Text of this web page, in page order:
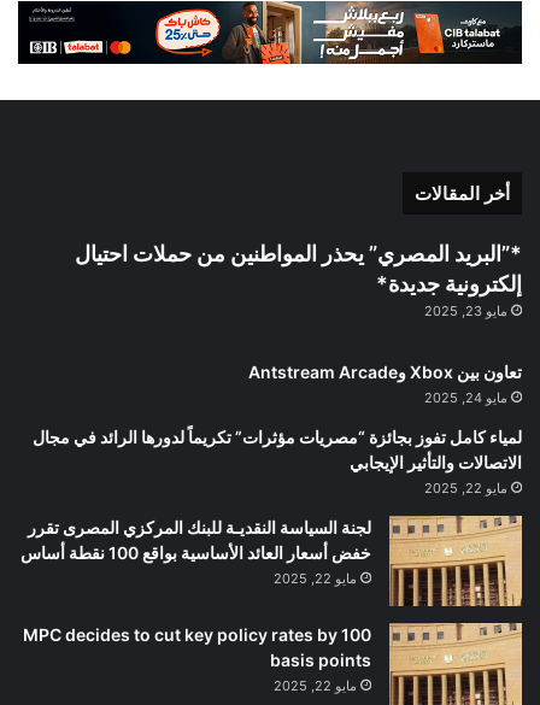
أخر المقالات
*”البريد المصري” يحذر المواطنين من حملات احتيال
إلكترونية جديدة*
مايو 23, 2025
تعاون بين Xbox وAntstream Arcade
مايو 24, 2025
لمياء كامل تفوز بجائزة “مصريات مؤثرات” تكريماً لدورها الرائد في مجال
الاتصالات والتأثير الإيجابي
مايو 22, 2025
لجنة السياسة النقديـة للبنك المركزي المصرى تقرر
خفض أسعار العائد الأساسية بواقع 100 نقطة أساس
مايو 22, 2025
MPC decides to cut key policy rates by 100
basis points
مايو 22, 2025